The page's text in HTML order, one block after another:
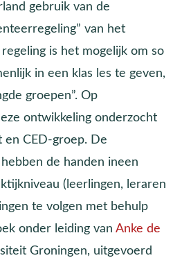
gebruik van de
van het
is het mogelijk om so
in een klas les te geven,
groepen”. Op
ontwikkeling onderzocht
en CED-groep. De
de handen ineen
(leerlingen, leraren
te volgen met behulp
onder leiding van Anke de
Groningen, uitgevoerd